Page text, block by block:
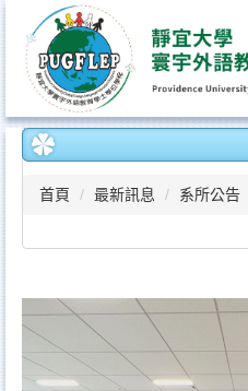
容
區
首頁 最新訊息 系所公告